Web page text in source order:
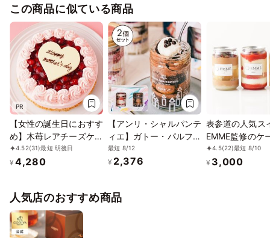
この商品に似ている商品
PR
【女性の誕生日におすす
め】木苺レアチーズケー
キ ピンク 4号 12cm
4.52(31)最短 明後日
¥ 4,280
【アンリ・シャルパンテ
ィエ】ガトー・パルフェ
＜ショートケーキ・ザッ
ハトルテ＞バースデーセ
最短 8/12
¥ 2,376
表参道の人気ス
EMME監修のケ
小サイズ250ml
（薔薇とイチゴ
4.5(22)最短 8/10
¥ 3,000
人気店のおすすめ商品